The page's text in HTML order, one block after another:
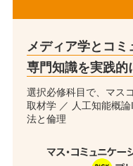
メディア学とコ
専門知識を実践的
選択必修科目で、マス
取材学 ／ 人工知能概
法と倫理